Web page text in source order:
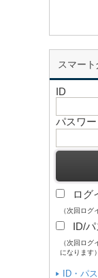
スマー
ID
パスワー
ログ
（次回ログ
ID/
（次回ロ
になります）
ID・パ